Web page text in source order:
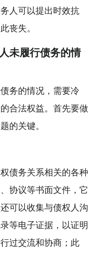
人可以提出时效抗
丧失。
未履行债务的情
务的情况，需要冷
合法权益。首先要做
的关键。
债务关系相关的各种
协议等书面文件，它
可以收集与债权人沟
等电子证据，以证明
过交流和协商；此